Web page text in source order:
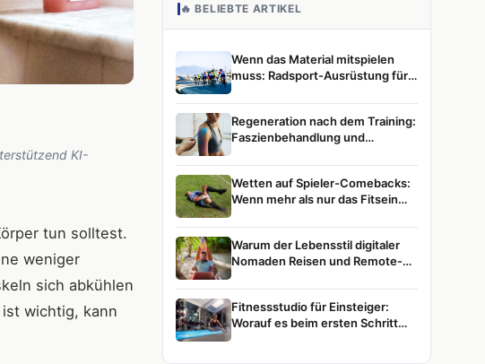
KI-
tun solltest.
weniger
sich abkühlen
wichtig, kann
🔥 BELIEBTE ARTIKEL
Wenn das Material mitspielen
muss: Radsport-Ausrüstung für
Athleten
Regeneration nach dem Training:
Faszienbehandlung und
Leistungssport
Wetten auf Spieler-Comebacks:
Wenn mehr als nur das Fitsein
Warum der Lebensstil digitaler
Nomaden Reisen und Remote-
Fitnessstudio für Einsteiger:
Worauf es beim ersten Schritt